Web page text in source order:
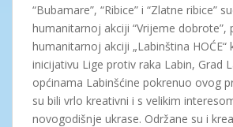
“Bubamare”, “Ribice” i “Zlatne ribice”
humanitarnoj akciji “Vrijeme dobrote”,
humanitarnoj akciji „Labinština HOĆE“
inicijativu Lige protiv raka Labin, Grad
općinama Labinšćine pokrenuo ovog
su bili vrlo kreativni i s velikim
novogodišnje ukrase. Održane su i